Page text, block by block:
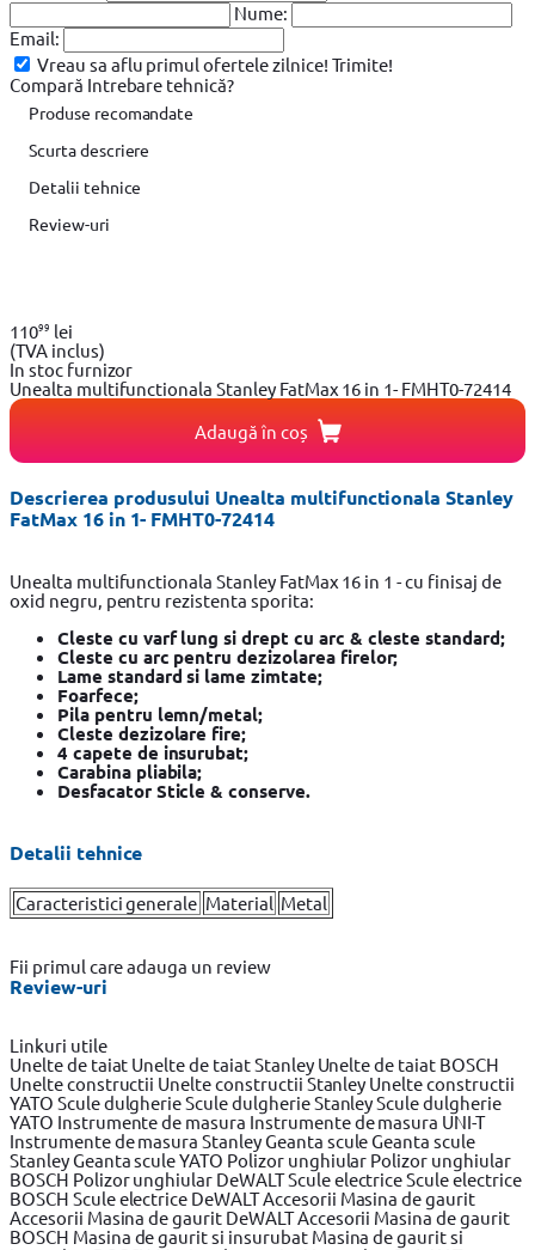
Nume:
Email:
Vreau sa aflu primul ofertele zilnice! Trimite!
Compară Intrebare tehnică?
Produse recomandate
Scurta descriere
Detalii tehnice
Review-uri
11099 lei
(TVA inclus)
In stoc furnizor
Unealta multifunctionala Stanley FatMax 16 in 1- FMHT0-72414
Adaugă în coș
Descrierea produsului Unealta multifunctionala Stanley
FatMax 16 in 1- FMHT0-72414
Unealta multifunctionala Stanley FatMax 16 in 1 - cu finisaj de
oxid negru, pentru rezistenta sporita:
Cleste cu varf lung si drept cu arc & cleste standard;
Cleste cu arc pentru dezizolarea firelor;
Lame standard si lame zimtate;
Foarfece;
Pila pentru lemn/metal;
Cleste dezizolare fire;
4 capete de insurubat;
Carabina pliabila;
Desfacator Sticle & conserve.
Detalii tehnice
Caracteristici generale Material Metal
Fii primul care adauga un review
Review-uri
Linkuri utile
Unelte de taiat Unelte de taiat Stanley Unelte de taiat BOSCH
Unelte constructii Unelte constructii Stanley Unelte constructii
YATO Scule dulgherieScule dulgherie StanleyScule dulgherie
YATO Instrumente de masura Instrumente de masura UNI-T
Instrumente de masura StanleyGeanta sculeGeanta scule
StanleyGeanta scule YATO Polizor unghiular Polizor unghiular
BOSCH Polizor unghiular DeWALTScule electriceScule electrice
BOSCH Scule electrice DeWALTAccesorii Masina de gaurit
Accesorii Masina de gaurit DeWALTAccesorii Masina de gaurit
BOSCH Masina de gaurit si insurubat Masina de gaurit si